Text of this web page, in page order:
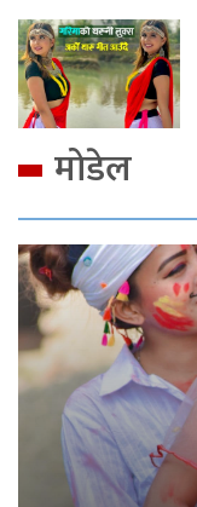
मोडेल